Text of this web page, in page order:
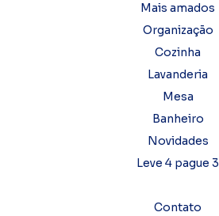
Mais amados
Organização
Cozinha
Lavanderia
Mesa
Banheiro
Novidades
Leve 4 pague 3
Contato